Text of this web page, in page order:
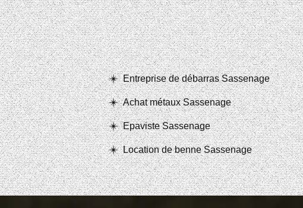
Entreprise de débarras Sassenage
Achat métaux Sassenage
Epaviste Sassenage
Location de benne Sassenage